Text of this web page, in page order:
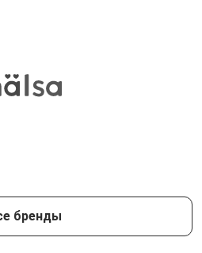
бренды